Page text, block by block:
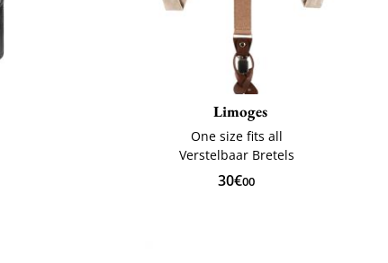
Limoges
One size fits all
Verstelbaar Bretels
30€00